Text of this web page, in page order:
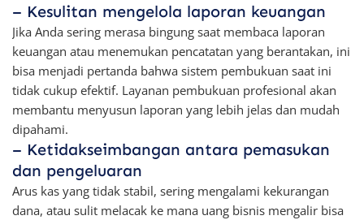
– Kesulitan mengelola laporan keuangan
Jika Anda sering merasa bingung saat membaca laporan
keuangan atau menemukan pencatatan yang berantakan, ini
bisa menjadi pertanda bahwa sistem pembukuan saat ini
tidak cukup efektif. Layanan pembukuan profesional akan
membantu menyusun laporan yang lebih jelas dan mudah
dipahami.
– Ketidakseimbangan antara pemasukan
dan pengeluaran
Arus kas yang tidak stabil, sering mengalami kekurangan
dana, atau sulit melacak ke mana uang bisnis mengalir bisa